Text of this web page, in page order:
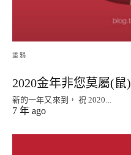
塗鴉
2020金年非您莫屬(鼠)
新的一年又來到， 祝 2020...
7 年 ago